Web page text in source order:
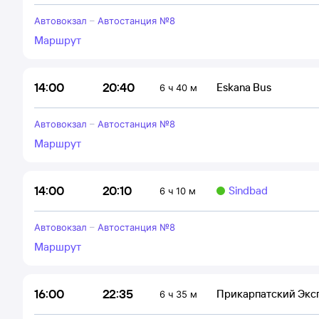
Автовокзал – Автостанция №8
Маршрут
14:00 20:40 6 ч 40 м Eskana Bus
Автовокзал – Автостанция №8
Маршрут
14:00 20:10 6 ч 10 м Sindbad
Автовокзал – Автостанция №8
Маршрут
16:00 22:35 6 ч 35 м Прикарпатский